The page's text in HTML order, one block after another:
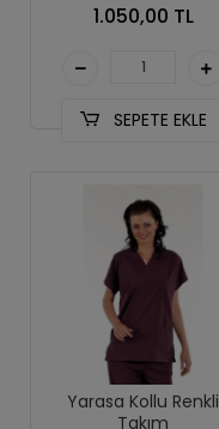
1.050,00 TL
SEPETE EKLE
Yarasa Kollu Renkli
Takım